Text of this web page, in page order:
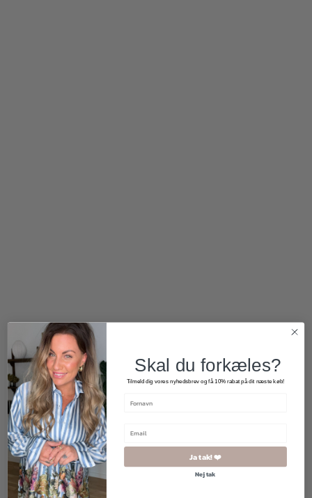
400,00kr. 300,00
Skal du forkæles?
Tilmeld dig vores nyhedsbrev og få 10% rabat på dit næste køb!
Ja tak! ❤️
Nej tak